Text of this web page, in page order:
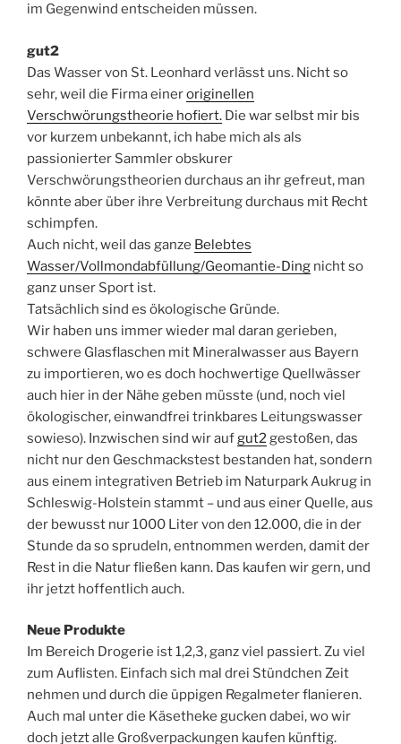
im Gegenwind entscheiden müssen.
gut2
Das Wasser von St. Leonhard verlässt uns. Nicht so
sehr, weil die Firma eineroriginellen
Verschwörungstheorie hofiert. Die war selbst mir bis
vor kurzem unbekannt, ich habe mich als als
passionierter Sammler obskurer
Verschwörungstheorien durchaus an ihr gefreut, man
könnte aber über ihre Verbreitung durchaus mit Recht
schimpfen.
Auch nicht, weil das ganze Belebtes
Wasser/Vollmondabfüllung/Geomantie-Ding nicht so
ganz unser Sport ist.
Tatsächlich sind es ökologische Gründe.
Wir haben uns immer wieder mal daran gerieben,
schwere Glasflaschen mit Mineralwasser aus Bayern
zu importieren, wo es doch hochwertige Quellwässer
auch hier in der Nähe geben müsste (und, noch viel
ökologischer, einwandfrei trinkbares Leitungswasser
sowieso). Inzwischen sind wir aufgut2gestoßen, das
nicht nur den Geschmackstest bestanden hat, sondern
aus einem integrativen Betrieb im Naturpark Aukrug in
Schleswig-Holstein stammt – und aus einer Quelle, aus
der bewusst nur 1000 Liter von den 12.000, die in der
Stunde da so sprudeln, entnommen werden, damit der
Rest in die Natur fließen kann. Das kaufen wir gern, und
ihr jetzt hoffentlich auch.
Neue Produkte
Im Bereich Drogerie ist 1,2,3, ganz viel passiert. Zu viel
zum Auflisten. Einfach sich mal drei Stündchen Zeit
nehmen und durch die üppigen Regalmeter flanieren.
Auch mal unter die Käsetheke gucken dabei, wo wir
doch jetzt alle Großverpackungen kaufen künftig.